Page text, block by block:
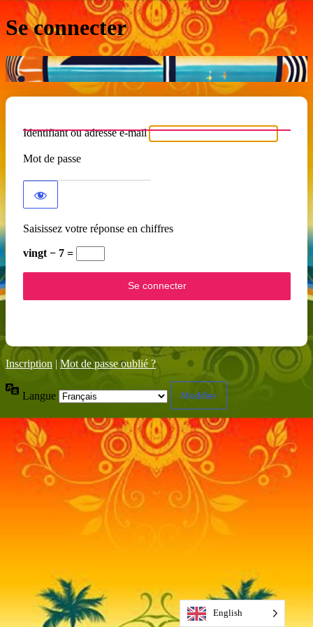
Se connecter
Identifiant ou adresse e-mail
Mot de passe
Saisissez votre réponse en chiffres
vingt − 7 =
Inscription | Mot de passe oublié ?
Langue
English